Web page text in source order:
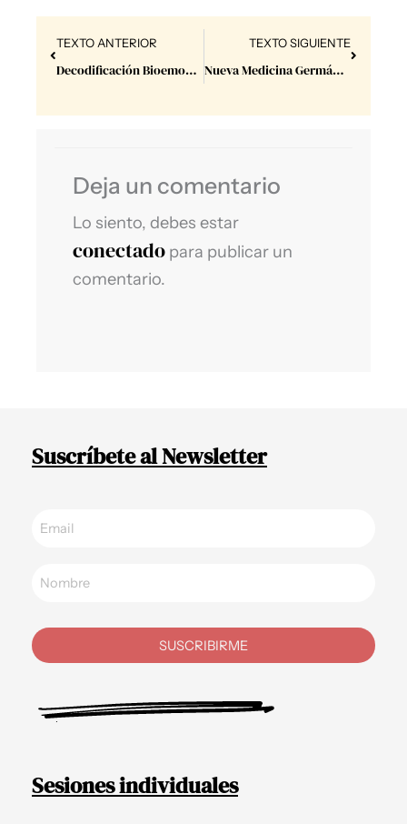
Prev
TEXTO ANTERIOR
Decodificación Bioemocional.
TEXTO SIGUIENTE
Nueva Medicina Germánica.
Next
Deja un comentario
Lo siento, debes estar
conectado para publicar un
comentario.
Suscríbete al Newsletter
SUSCRIBIRME
Sesiones individuales